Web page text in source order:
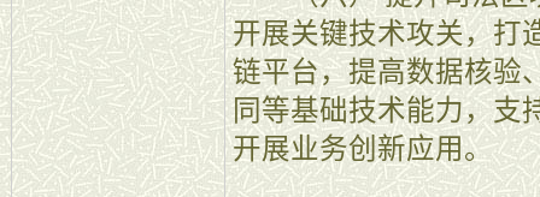
开展关键技术攻关，打
链平台，提高数据核验
同等基础技术能力，支
开展业务创新应用。